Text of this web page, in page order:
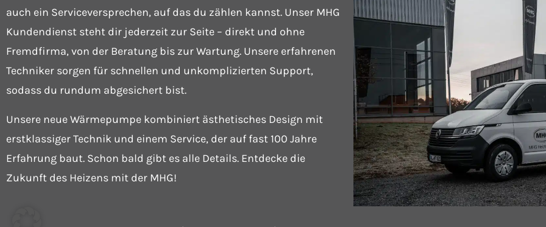
auch ein Serviceversprechen, auf das du zählen kannst. Unser MHG
Kundendienst steht dir jederzeit zur Seite – direkt und ohne
Fremdfirma, von der Beratung bis zur Wartung. Unsere erfahrenen
Techniker sorgen für schnellen und unkomplizierten Support,
sodass du rundum abgesichert bist.
Unsere neue Wärmepumpe kombiniert ästhetisches Design mit
erstklassiger Technik und einem Service, der auf fast 100 Jahre
Erfahrung baut. Schon bald gibt es alle Details. Entdecke die
Zukunft des Heizens mit der MHG!